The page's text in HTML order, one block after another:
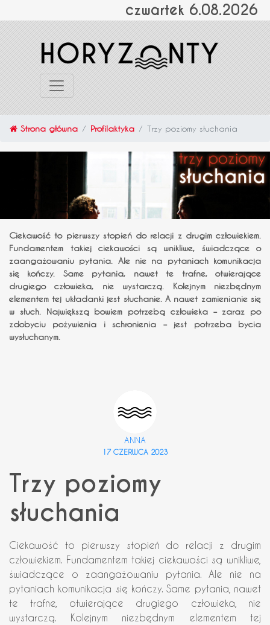
czwartek 6.08.2026
Strona główna Profilaktyka Trzy poziomy słuchania
Ciekawość to pierwszy stopień do relacji z drugim człowiekiem.
Fundamentem takiej ciekawości są wnikliwe, świadczące o
zaangażowaniu pytania. Ale nie na pytaniach komunikacja
się kończy. Same pytania, nawet te trafne, otwierające
drugiego człowieka, nie wystarczą. Kolejnym niezbędnym
elementem tej układanki jest słuchanie. A nawet zamienianie się
w słuch. Największą bowiem potrzebą człowieka – zaraz po
zdobyciu pożywienia i schronienia – jest potrzeba bycia
wysłuchanym.
ANNA
17 CZERWCA 2023
Trzy poziomy
słuchania
Ciekawość to pierwszy stopień do relacji z drugim
człowiekiem. Fundamentem takiej ciekawości są wnikliwe,
świadczące o zaangażowaniu pytania. Ale nie na
pytaniach komunikacja się kończy. Same pytania, nawet
te trafne, otwierające drugiego człowieka, nie
wystarczą. Kolejnym niezbędnym elementem tej